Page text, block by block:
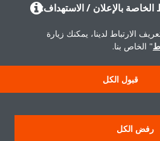
إشعار قانوني إشعار ملف تعريف الارتباط
أخلاقيات الشركة
الخاصة بالإعلان / الاستهداف:
الارتباط لدينا، يمكنك زيارة
" الخاص بنا.
قبول الكل
رفض الكل